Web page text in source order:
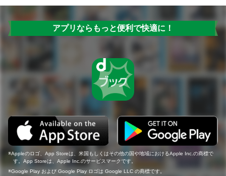
アプリならもっと便利で快適に！
Appleのロゴ、App Storeは、米国もしくはその他の国や地域におけるApple Inc.の商標で
す。App Storeは、Apple Inc.のサービスマークです。
Google Play および Google Play ロゴは Google LLC の商標です。